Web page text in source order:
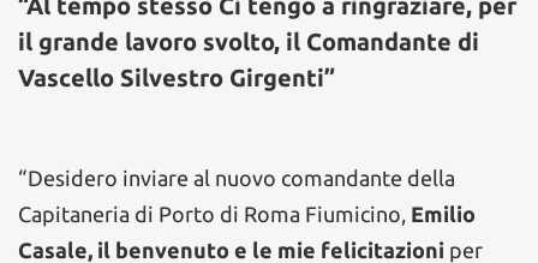
il grande lavoro svolto, il Comandante di
Vascello Silvestro Girgenti”
“Desidero inviare al nuovo comandante della
Capitaneria di Porto di Roma Fiumicino, Emilio
Casale, il benvenuto e le mie felicitazioni per